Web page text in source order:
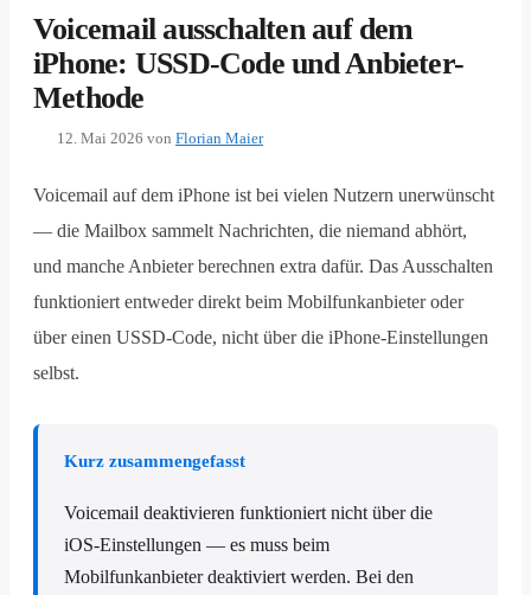
Voicemail ausschalten auf dem
iPhone: USSD-Code und Anbieter-
Methode
12. Mai 2026 von Florian Maier
Voicemail auf dem iPhone ist bei vielen Nutzern unerwünscht
— die Mailbox sammelt Nachrichten, die niemand abhört,
und manche Anbieter berechnen extra dafür. Das Ausschalten
funktioniert entweder direkt beim Mobilfunkanbieter oder
über einen USSD-Code, nicht über die iPhone-Einstellungen
selbst.
Kurz zusammengefasst
Voicemail deaktivieren funktioniert nicht über die
iOS-Einstellungen — es muss beim
Mobilfunkanbieter deaktiviert werden. Bei den